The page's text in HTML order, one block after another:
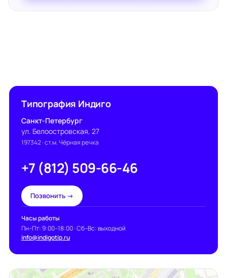
Типография Индиго
Санкт-Петербург
ул. Белоостровская, 27
197342· ст.м. Чёрная речка
+7 (812) 509-66-46
Позвонить →
Часы работы
Пн–Пт: 9:00–18:00 · Сб–Вс: выходной
info@indigotip.ru